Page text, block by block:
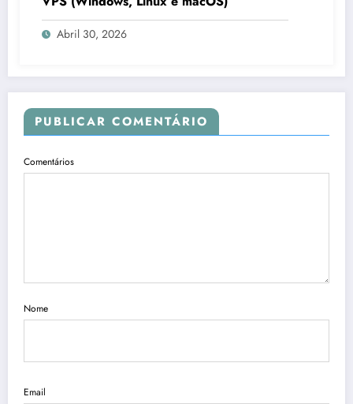
Abril 30, 2026
PUBLICAR COMENTÁRIO
Comentários
Nome
Email